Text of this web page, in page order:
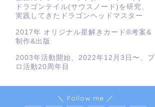
ドラゴンテイル(サウスノード)を研究、
実践してきたドラゴンヘッドマスター
2017年 オリジナル星解きカード®️考案&
制作&出版
2003年活動開始、2022年12月3日〜、プ
ロ活動20周年目
＼ Follow me ／